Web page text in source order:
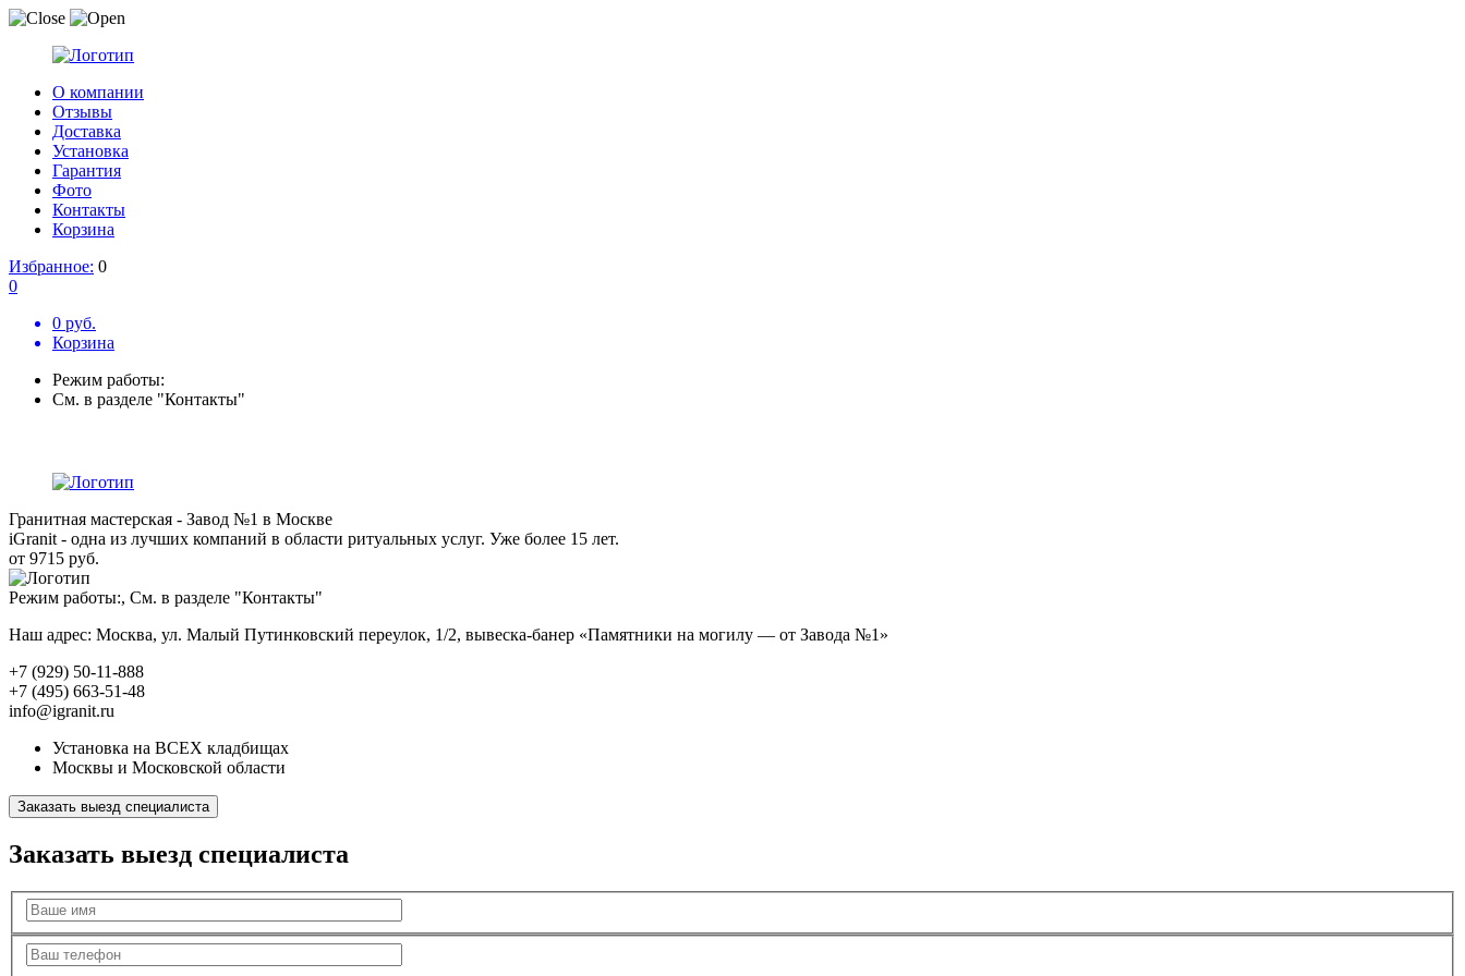
О компании
Отзывы
Доставка
Установка
Гарантия
Фото
Контакты
Корзина
Избранное: 0
0
0 руб.
Корзина
Режим работы:
См. в разделе "Контакты"
Гранитная мастерская - Завод №1 в Москве
iGranit - одна из лучших компаний в области ритуальных услуг. Уже более 15 лет.
от 9715 руб.
Режим работы:, См. в разделе "Контакты"
Наш адрес: Москва, ул. Малый Путинковский переулок, 1/2, вывеска-банер «Памятники на могилу — от Завода №1»
+7 (929) 50-11-888
+7 (495) 663-51-48
info@igranit.ru
Установка на ВСЕХ кладбищах
Москвы и Московской области
Заказать выезд специалиста
Заказать выезд специалиста